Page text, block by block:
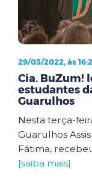
29/03/2022, às
Cia. BuZum!
estudantes
Guarulhos
Nesta terça-
Guarulhos
Fátima,
[saiba mais]